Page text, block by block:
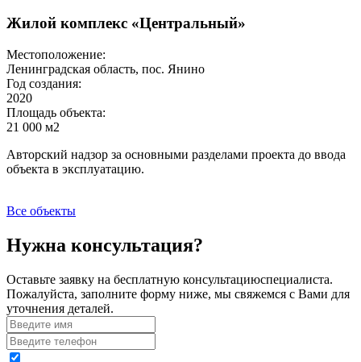
Жилой комплекс «Центральный»
Местоположение:
Ленинградская область, пос. Янино
Год создания:
2020
Площадь объекта:
21 000 м2
Авторский надзор за основными разделами проекта до ввода
объекта в эксплуатацию.
Все объекты
Нужна консультация?
Оставьте заявку на бесплатную консультациюспециалиста.
Пожалуйста, заполните форму ниже, мы свяжемся с Вами для
уточнения деталей.